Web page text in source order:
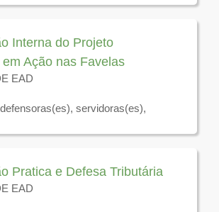
visualização até 31 de dezembro de
Interna do Projeto
Ação nas Favelas
EAD
servidoras(es),
do Rio de Janeiro.
visualização até 31 de dezembro de
Pratica e Defesa Tributária
EAD